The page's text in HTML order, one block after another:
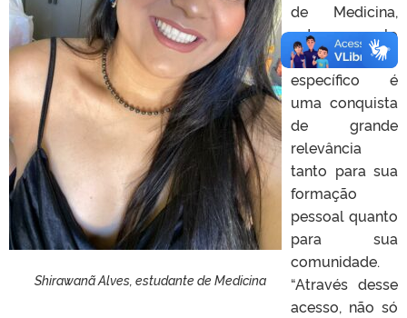
Shirawanã Alves, estudante de Medicina
de Medicina,
entrar pelo
processo
específico é
uma conquista
de grande
relevância
tanto para sua
formação
pessoal quanto
para sua
comunidade.
“Através desse
acesso, não só